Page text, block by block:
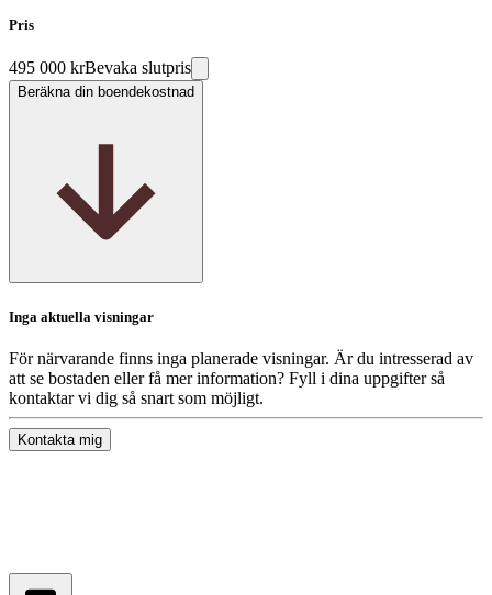
Pris
495 000 krBevaka slutpris
Beräkna din boendekostnad
Inga aktuella visningar
För närvarande finns inga planerade visningar. Är du intresserad av
att se bostaden eller få mer information? Fyll i dina uppgifter så
kontaktar vi dig så snart som möjligt.
Kontakta mig